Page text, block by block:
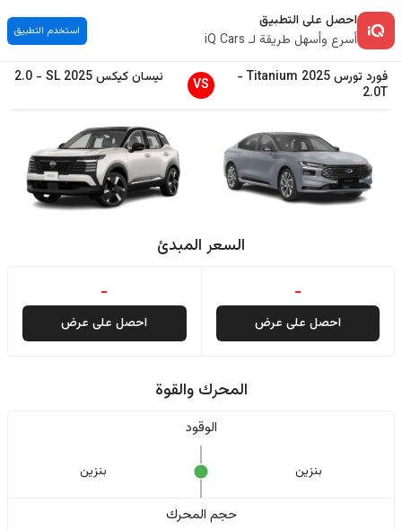
احصل على التطبيق
أسرع وأسهل طريقة لـ iQ Cars
استخدم التطبيق
فوردتورس2025
Titanium
-
2.0T
VS نيسانكيكس2025
SL
-
2.0
السعر المبدئ
-
احصل على عرض
-
احصل على عرض
المحرك والقوة
الوقود
بنزين بنزين
حجم المحرك